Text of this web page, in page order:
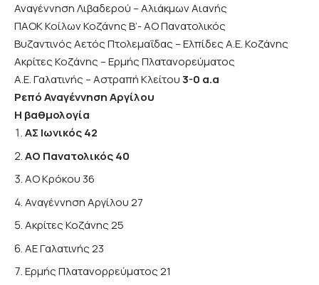
Αναγέννηση Λιβαδερού – Αλιάκμων Αιανής
ΠΑΟΚ Κοίλων Κοζάνης Β’- ΑΟ Πανατολικός
Βυζαντινός Αετός Πτολεμαΐδας – Ελπίδες Α.Ε. Κοζάνης
Ακρίτες Κοζάνης – Ερμής Πλατανορεύματος
Α.Ε. Γαλατινής – Αστραπή Κλείτου3-0 α.α
Ρεπό Αναγέννηση Αργίλου
Η βαθμολογία
ΑΣ Ιωνικός 42
ΑΟ Πανατολικός 40
ΑΟ Κρόκου 36
Αναγέννηση Αργίλου 27
Ακρίτες Κοζάνης 25
ΑΕ Γαλατινής 23
Ερμής Πλατανορρεύματος 21